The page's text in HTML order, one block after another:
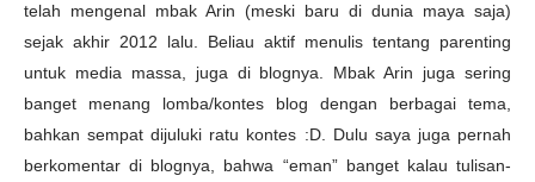
telah mengenal mbak Arin (meski baru di dunia maya saja)
sejak akhir 2012 lalu. Beliau aktif menulis tentang parenting
untuk media massa, juga di blognya. Mbak Arin juga sering
banget menang lomba/kontes blog dengan berbagai tema,
bahkan sempat dijuluki ratu kontes :D. Dulu saya juga pernah
berkomentar di blognya, bahwa “eman” banget kalau tulisan-